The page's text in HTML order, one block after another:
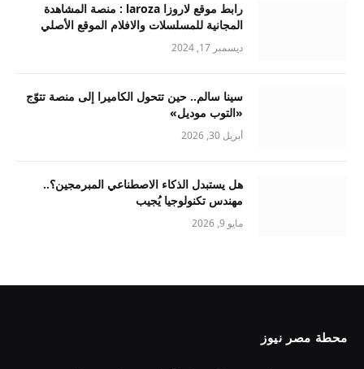
رابط موقع لاروزا laroza : منصة المشاهدة
المجانية للمسلسلات والافلام الموقع الأصلي
ديسمبر 17, 2024
سينا سالم.. حين تتحول الكاميرا إلى منصة تتوّج
«التوب موديل»
أبريل 30, 2026
هل يستبدل الذكاء الاصطناعي المبرمجين؟..
مهندس تكنولوجيا يُجيب
مايو 9, 2026
محطة مصر نيوز